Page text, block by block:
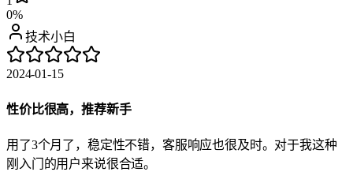
0%
技术小白
2024-01-15
性价比很高，推荐新手
用了3个月了，稳定性不错，客服响应也很及时。对于我这种
刚入门的用户来说很合适。